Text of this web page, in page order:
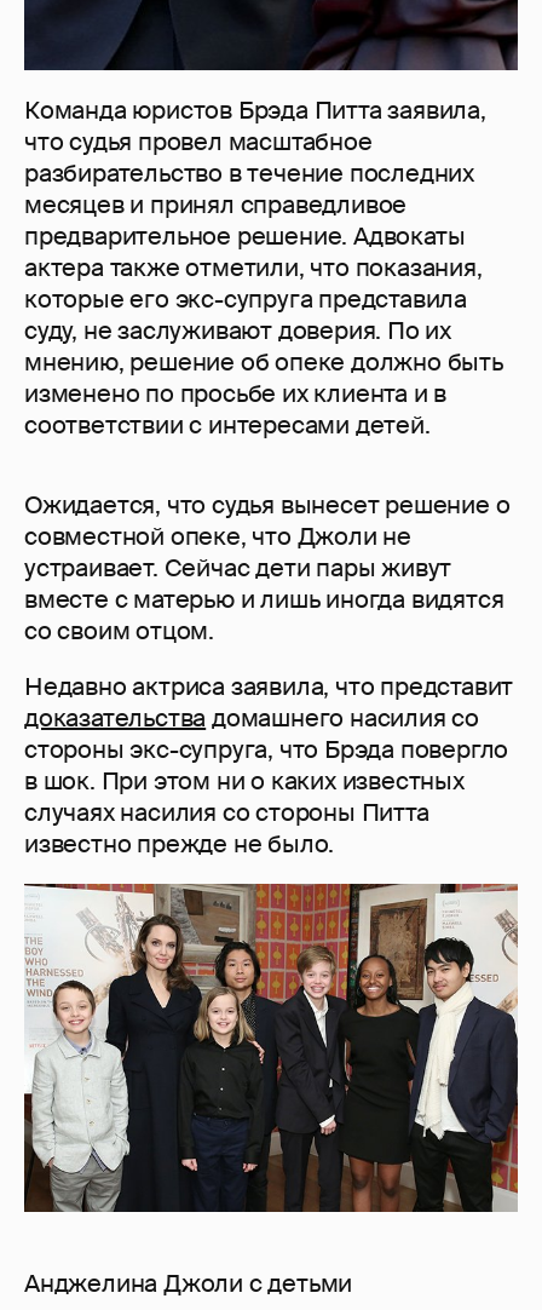
Команда юристов Брэда Питта заявила,
что судья провел масштабное
разбирательство в течение последних
месяцев и принял справедливое
предварительное решение. Адвокаты
актера также отметили, что показания,
которые его экс-супруга представила
суду, не заслуживают доверия. По их
мнению, решение об опеке должно быть
изменено по просьбе их клиента и в
соответствии с интересами детей.
Ожидается, что судья вынесет решение о
совместной опеке, что Джоли не
устраивает. Сейчас дети пары живут
вместе с матерью и лишь иногда видятся
со своим отцом.
Недавно актриса заявила, что представит
доказательства домашнего насилия со
стороны экс-супруга, что Брэда повергло
в шок. При этом ни о каких известных
случаях насилия со стороны Питта
известно прежде не было.
Анджелина Джоли с детьми